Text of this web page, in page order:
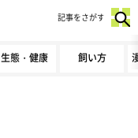
生態・健康 飼い方
記事をさがす